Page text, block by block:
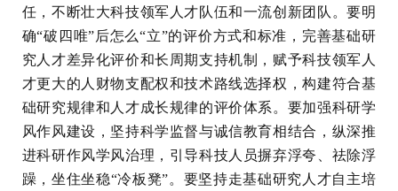
任，不断壮大科技领军人才队伍和一流创新团队。要明
确“破四唯”后怎么“立”的评价方式和标准，完善基础研
究人才差异化评价和长周期支持机制，赋予科技领军人
才更大的人财物支配权和技术路线选择权，构建符合基
础研究规律和人才成长规律的评价体系。要加强科研学
风作风建设，坚持科学监督与诚信教育相结合，纵深推
进科研作风学风治理，引导科技人员摒弃浮夸、祛除浮
躁，坐住坐稳“冷板凳”。要坚持走基础研究人才自主培